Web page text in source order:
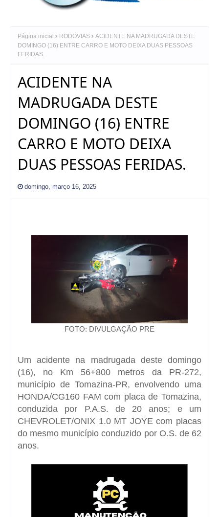
Página inicial RODOVIAS
ACIDENTE NA MADRUGADA DESTE
DOMINGO (16) ENTRE CARRO E MOTO DEIXA DUAS PESSOAS
FERIDAS.
ACIDENTE NA
MADRUGADA DESTE
DOMINGO (16) ENTRE
CARRO E MOTO DEIXA
DUAS PESSOAS FERIDAS.
domingo, março 16, 2025
FOTO: DIVULGAÇÃO PRE
Um acidente na madrugada deste domingo
(16), no Km 56+800 metros da PR-272,
município de Tomazina-PR, envolvendo uma
HONDA/CG160 FAM com placa de Tomazina,
conduzida por P.A.S. de 20 anos; e um
CHEVROLET/ONIX 1.0 MT JOYE com placas
do mesmo município conduzido por O.S. de 62
anos.